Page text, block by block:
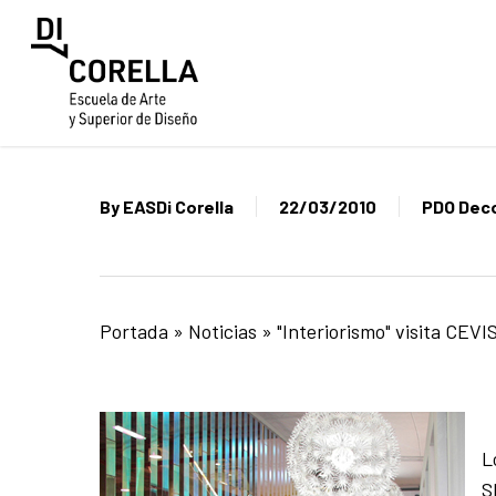
By EASDi Corella 22/03/2010 PDO
Portada » Noticias » "Interiorismo" visita